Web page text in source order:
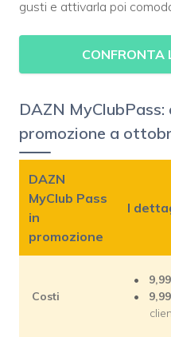
gusti e attivarla poi
CONFRONTA
DAZN
promozione a
DAZN
MyClub Pass
in
promozione
I
Costi